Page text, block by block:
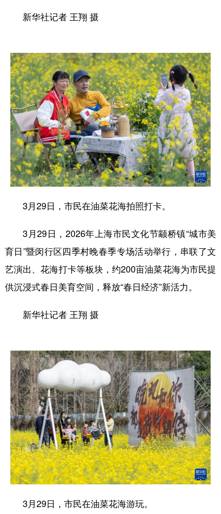
新华社记者 王翔 摄
3月29日，市民在油菜花海拍照打卡。
3月29日，2026年上海市民文化节颛桥镇“城市美
育日”暨闵行区四季村晚春季专场活动举行，串联了文
艺演出、花海打卡等板块，约200亩油菜花海为市民提
供沉浸式春日美育空间，释放“春日经济”新活力。
新华社记者 王翔 摄
3月29日，市民在油菜花海游玩。